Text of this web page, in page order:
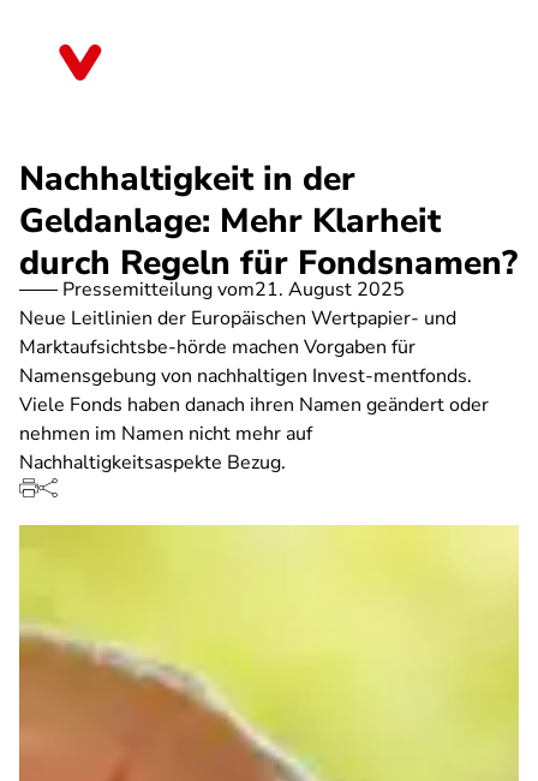
Nachhaltigkeit in der
Geldanlage: Mehr Klarheit
durch Regeln für Fondsnamen?
Pressemitteilung vom21. August 2025
Neue Leitlinien der Europäischen Wertpapier- und
Marktaufsichtsbe-hörde machen Vorgaben für
Namensgebung von nachhaltigen Invest-mentfonds.
Viele Fonds haben danach ihren Namen geändert oder
nehmen im Namen nicht mehr auf
Nachhaltigkeitsaspekte Bezug.